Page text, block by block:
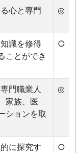
心と専門
◎
識を修得
ことができ
○
門職業人
家族、医
ションを取
◎
に探究す
○